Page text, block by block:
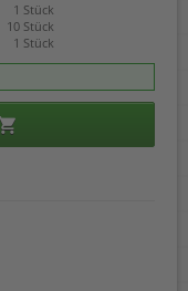
1 Stück
10 Stück
1 Stück